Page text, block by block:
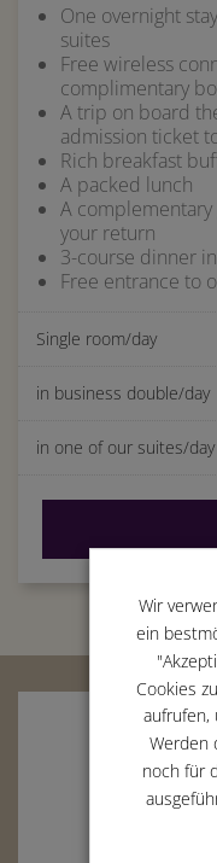
One overnight
suites
Free wireless
complimentary
A trip on board
admission ticket
Rich breakfast
A packed lunch
A complementary
your return
3-course dinner
Free entrance to
Single room/day
in business double/day
in one of our suites/day
Wir
ein
Cookies
aufrufen,
Werden
noch für